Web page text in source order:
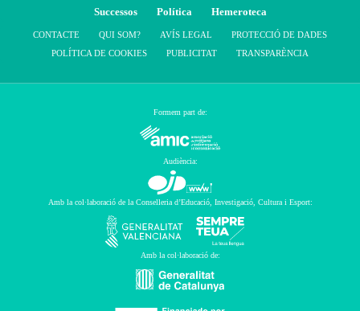
Successos
Política Hemeroteca
CONTACTE QUI SOM? AVÍS LEGAL
PROTECCIÓ DE DADES
POLÍTICA DE COOKIES
PUBLICITAT TRANSPARÈNCIA
Formem part de:
Audiència:
Amb la col·laboració de la Conselleria d’Educació, Investigació, Cultura i Esport:
Amb la col·laboració de: